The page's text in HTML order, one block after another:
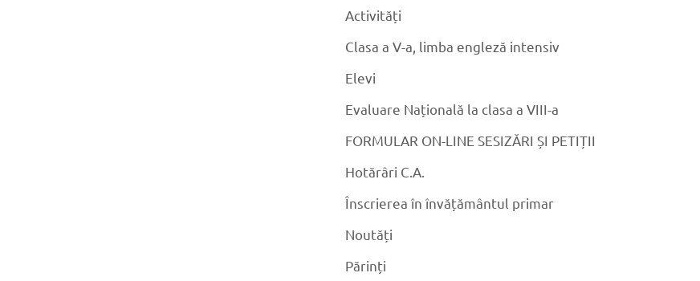
Activități
Clasa a V-a, limba engleză intensiv
Elevi
Evaluare Națională la clasa a VIII-a
FORMULAR ON-LINE SESIZĂRI ȘI PETIȚII
Hotărâri C.A.
Înscrierea în învățământul primar
Noutăți
Părinți